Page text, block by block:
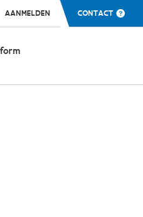
AANMELDEN CONTACT